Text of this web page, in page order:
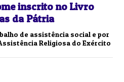
inscrito no Livro
da Pátria
de assistência social e por
Religiosa do Exército